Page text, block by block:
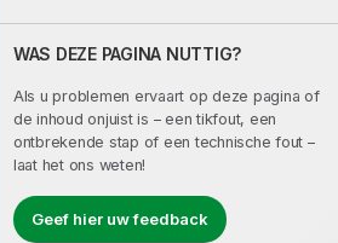
WAS DEZE PAGINA NUTTIG?
Als u problemen ervaart op deze pagina of
de inhoud onjuist is – een tikfout, een
ontbrekende stap of een technische fout –
laat het ons weten!
Geef hier uw feedback